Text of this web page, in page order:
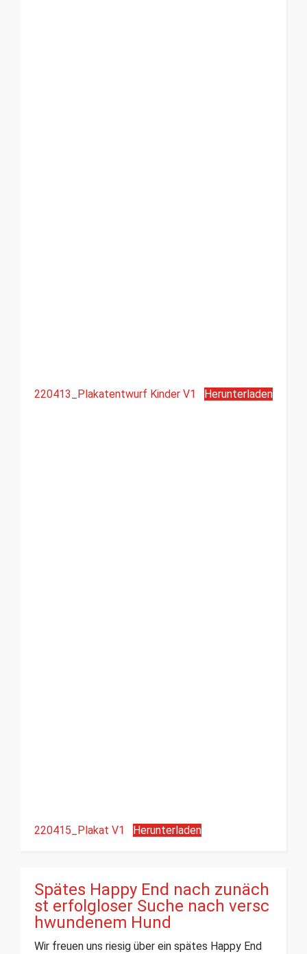
220413_Plakatentwurf Kinder V1 Herunterladen
220415_Plakat V1 Herunterladen
Spätes Happy End nach zunäch
st erfolgloser Suche nach versc
hwundenem Hund
Wir freuen uns riesig über ein spätes Happy End